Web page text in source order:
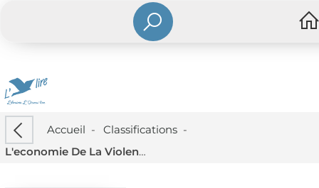
Accueil - Classifications-
L'economie De La Violence